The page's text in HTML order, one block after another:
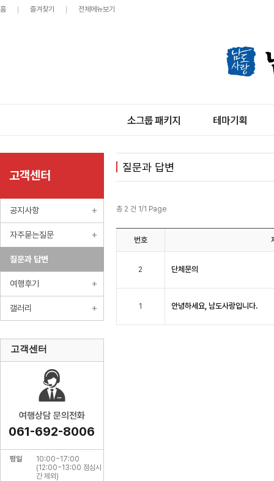
홈 즐겨찾기 전체메뉴보기
소그룹 패키지 테마기획
고객센터
공지사항
자주묻는질문
질문과 답변
여행후기
갤러리
고객센터
여행상담 문의전화
061-692-8006
평일
10:00~17:00
(12:00~13:00 점심시
간 제외)
질문과 답변
총 2 건 1/1 Page
번호
2 단체문의
1 안녕하세요, 남도사랑입니다.